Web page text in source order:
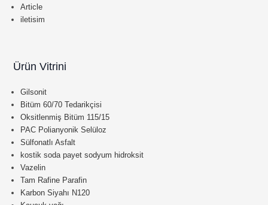
Article
iletisim
Ürün Vitrini
Gilsonit
Bitüm 60/70 Tedarikçisi
Oksitlenmiş Bitüm 115/15
PAC Polianyonik Selüloz
Sülfonatlı Asfalt
kostik soda payet sodyum hidroksit
Vazelin
Tam Rafine Parafin
Karbon Siyahı N120